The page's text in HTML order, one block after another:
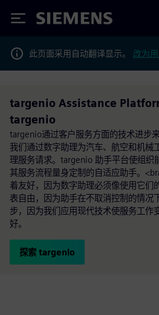
Siemens
此页面采用自动翻译显示。 改为用
targenio Assistance
targenio
targenio通过客户服务方面的技术进步
我们通过数字助理为汽车、航空和机械
理服务请求。targenio 助手平台使组织
其服务流程量身定制的自适应助手。
着友好，因为数字助理必须像使用它们
表自由，因为助手在不取消控制的情况
步，因为我们应用现代技术使服务工作
好。
探索 targenio